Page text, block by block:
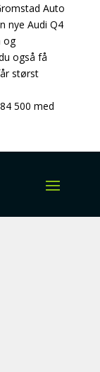
Auto
nye Audi Q4
og
også få
størst
500 med